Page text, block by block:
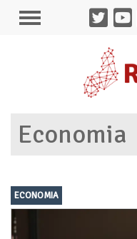
Economia
ECONOMIA